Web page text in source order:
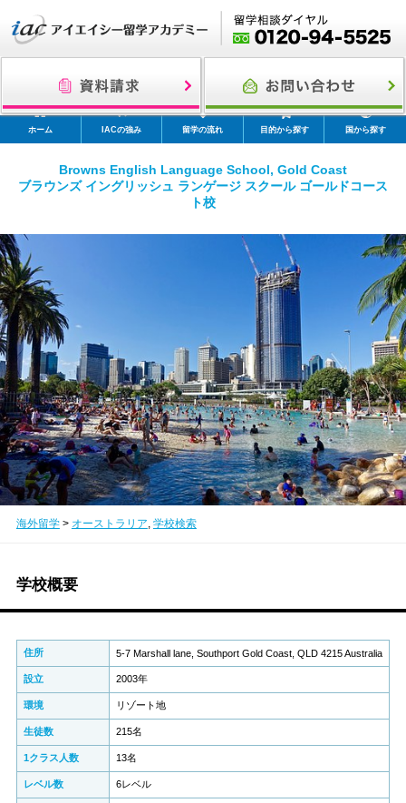
ホーム IACの強み 留学の流れ 目的から探す 国から探す
Browns English Language School, Gold Coast
ブラウンズ イングリッシュ ランゲージ スクール ゴールドコース
ト校
海外留学> オーストラリア 学校検索
学校概要
住所 5-7 Marshall lane, Southport Gold Coast, QLD 4215 Australia
設立 2003年
環境 リゾート地
生徒数 215名
1クラス人数 13名
レベル数 6レベル